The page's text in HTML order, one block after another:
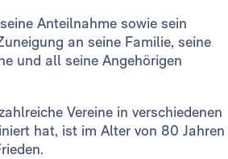
Anteilnahme sowie sein
an seine Familie, seine
und all seine Angehörigen
Vereine in verschiedenen
hat, ist im Alter von 80 Jahren